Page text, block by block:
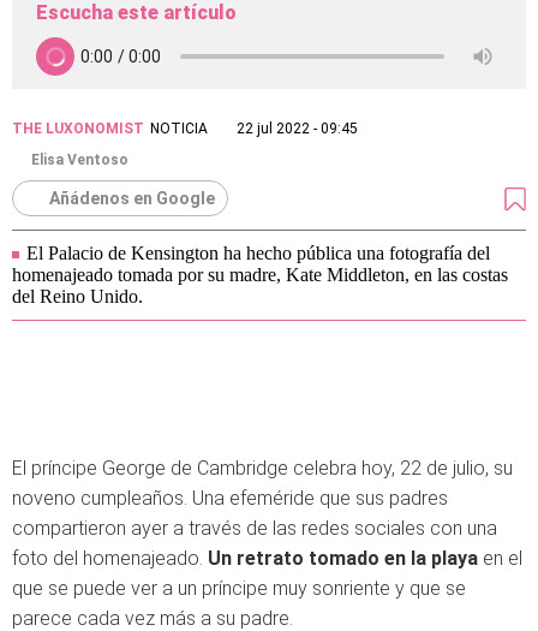
Escucha este artículo
THE LUXONOMIST NOTICIA
22 jul 2022 - 09:45
Elisa Ventoso
Añádenos en Google
El Palacio de Kensington ha hecho pública una fotografía del
homenajeado tomada por su madre, Kate Middleton, en las costas
del Reino Unido.
El príncipe George de Cambridge celebra hoy, 22 de julio, su
noveno cumpleaños. Una efeméride que sus padres
compartieron ayer a través de las redes sociales con una
foto del homenajeado. Un retrato tomado en la playa en el
que se puede ver a un príncipe muy sonriente y que se
parece cada vez más a su padre.